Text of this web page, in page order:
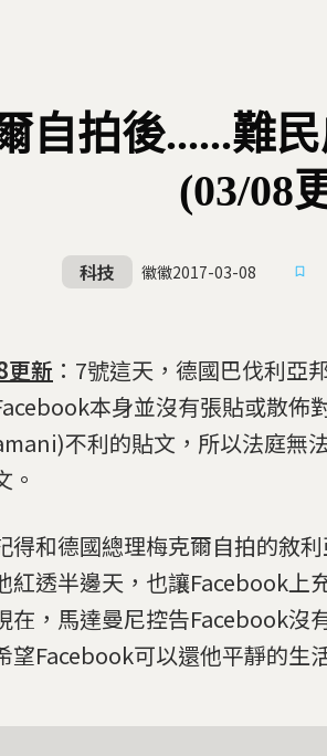
自拍後......難
(03/08
科技 徽徽2017-03-08
新 ：7號這天，德國巴伐利
本身並沒有張貼或散佈
不利的貼文，所以法庭無
。
得和德國總理梅克爾自拍的敘
紅透半邊天，也讓Facebook上
在，馬達曼尼控告Facebook沒
望Facebook可以還他平靜的生